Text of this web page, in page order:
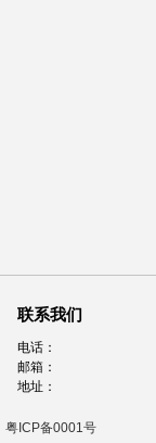
联系我们
电话：
邮箱：
地址：
粤ICP备0001号